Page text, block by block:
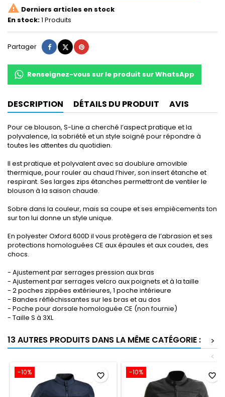
 Derniers articles en stock
En stock:1 Produits
Partager Partager
TweetPinterest
Renseignez-vous sur le produit sur WhatsApp
DESCRIPTION DÉTAILS DU PRODUIT AVIS
Pour ce blouson, S-Line a cherché l’aspect pratique et la
polyvalence, la sobriété et un style soigné pour répondre à
toutes les attentes du quotidien.
Il est pratique et polyvalent avec sa doublure amovible
thermique, pour rouler au chaud l’hiver, son insert étanche et
respirant. Ses larges zips étanches permettront de ventiler le
blouson à la saison chaude.
Sobre dans la couleur, mais sa coupe et ses empiècements ton
sur ton lui donne un style unique.
En polyester Oxford 600D il vous protègera de l’abrasion et ses
protections homologuées CE aux épaules et aux coudes, des
chocs.
- Ajustement par serrages pression aux bras
- Ajustement par serrages velcro aux poignets et à la taille
- 2 poches zippées extérieures, 1 poche intérieure
- Bandes réfléchissantes sur les bras et au dos
- Poche pour dorsale homologuée CE (non fournie)
- Taille S à 3XL
13 AUTRES PRODUITS DANS LA MÊME CATÉGORIE :
>
<
-10% favorite_border -10% favorite_border